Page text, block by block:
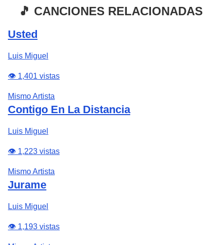
🎵 CANCIONES RELACIONADAS
Usted
Luis Miguel
👁️ 1,401 vistas
Mismo Artista
Contigo En La Distancia
Luis Miguel
👁️ 1,223 vistas
Mismo Artista
Jurame
Luis Miguel
👁️ 1,193 vistas